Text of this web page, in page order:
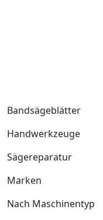
Bandsägeblätter
Handwerkzeuge
Sägereparatur
Marken
Nach Maschinentyp